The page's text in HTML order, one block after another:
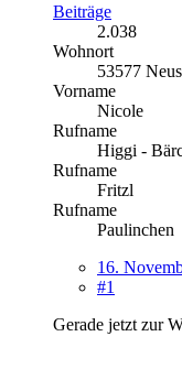
Beiträge
2.038
Wohnort
53577
Vorname
Nicole
Rufname
Higgi -
Rufname
Fritzl
Rufname
Paulinchen
16.
#1
Gerade jetzt zur